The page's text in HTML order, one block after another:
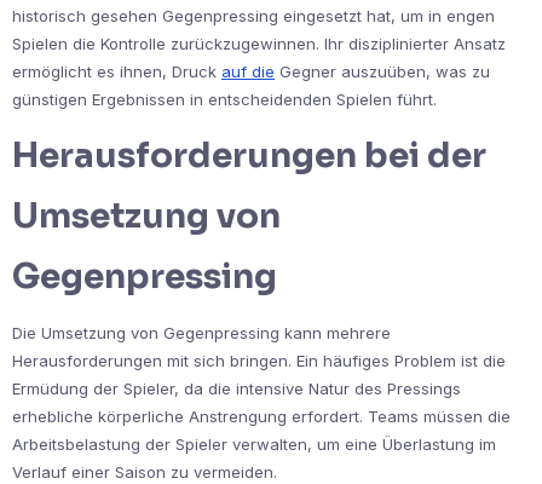
historisch gesehen Gegenpressing eingesetzt hat, um in engen
Spielen die Kontrolle zurückzugewinnen. Ihr disziplinierter Ansatz
ermöglicht es ihnen, Druck auf die Gegner auszuüben, was zu
günstigen Ergebnissen in entscheidenden Spielen führt.
Herausforderungen bei der
Umsetzung von
Gegenpressing
Die Umsetzung von Gegenpressing kann mehrere
Herausforderungen mit sich bringen. Ein häufiges Problem ist die
Ermüdung der Spieler, da die intensive Natur des Pressings
erhebliche körperliche Anstrengung erfordert. Teams müssen die
Arbeitsbelastung der Spieler verwalten, um eine Überlastung im
Verlauf einer Saison zu vermeiden.